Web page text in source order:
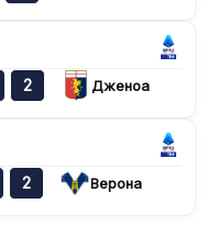
2 Дженоа
2 Верона